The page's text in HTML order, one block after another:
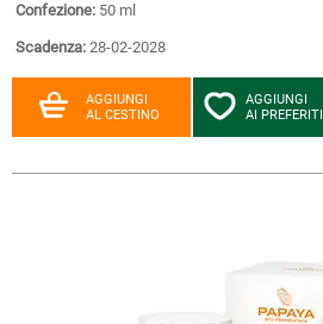
Confezione: 50 ml
Scadenza: 28-02-2028
AGGIUNGI
AL CESTINO
AGGIUNGI
AI PREFERITI